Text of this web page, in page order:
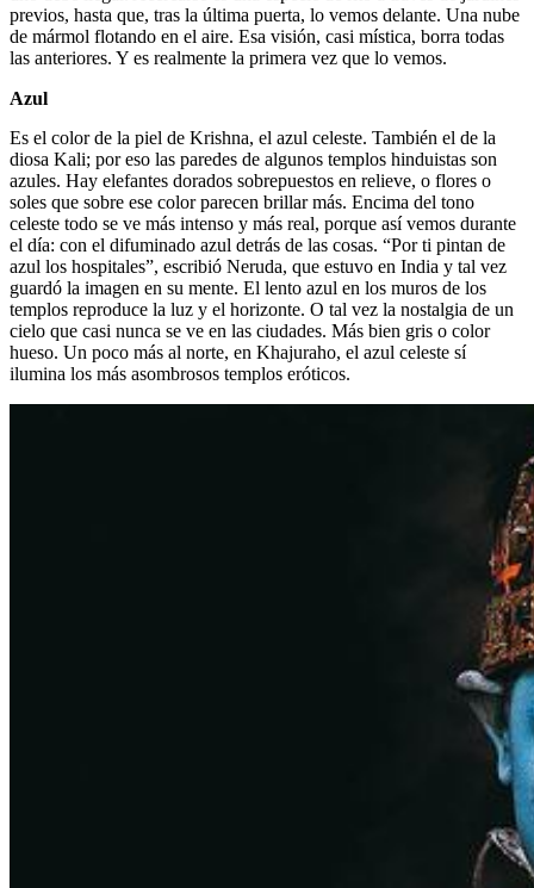
previos, hasta que, tras la última puerta, lo vemos delante. Una nube
de mármol flotando en el aire. Esa visión, casi mística, borra todas
las anteriores. Y es realmente la primera vez que lo vemos.
Azul
Es el color de la piel de Krishna, el azul celeste. También el de la
diosa Kali; por eso las paredes de algunos templos hinduistas son
azules. Hay elefantes dorados sobrepuestos en relieve, o flores o
soles que sobre ese color parecen brillar más. Encima del tono
celeste todo se ve más intenso y más real, porque así vemos durante
el día: con el difuminado azul detrás de las cosas. “Por ti pintan de
azul los hospitales”, escribió Neruda, que estuvo en India y tal vez
guardó la imagen en su mente. El lento azul en los muros de los
templos reproduce la luz y el horizonte. O tal vez la nostalgia de un
cielo que casi nunca se ve en las ciudades. Más bien gris o color
hueso. Un poco más al norte, en Khajuraho, el azul celeste sí
ilumina los más asombrosos templos eróticos.